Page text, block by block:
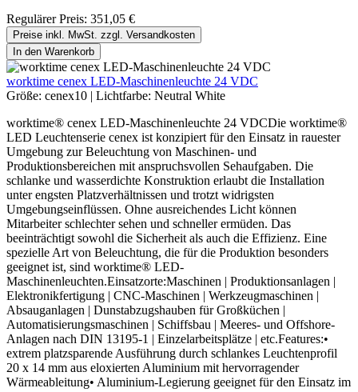
Regulärer Preis: 351,05 €
Preise inkl. MwSt. zzgl. Versandkosten
In den Warenkorb
worktime cenex LED-Maschinenleuchte 24 VDC
Größe: cenex10 | Lichtfarbe: Neutral White
worktime® cenex LED-Maschinenleuchte 24 VDCDie worktime®
LED Leuchtenserie cenex ist konzipiert für den Einsatz in rauester
Umgebung zur Beleuchtung von Maschinen- und
Produktionsbereichen mit anspruchsvollen Sehaufgaben. Die
schlanke und wasserdichte Konstruktion erlaubt die Installation
unter engsten Platzverhältnissen und trotzt widrigsten
Umgebungseinflüssen. Ohne ausreichendes Licht können
Mitarbeiter schlechter sehen und schneller ermüden. Das
beeinträchtigt sowohl die Sicherheit als auch die Effizienz. Eine
spezielle Art von Beleuchtung, die für die Produktion besonders
geeignet ist, sind worktime® LED-
Maschinenleuchten.Einsatzorte:Maschinen | Produktionsanlagen |
Elektronikfertigung | CNC-Maschinen | Werkzeugmaschinen |
Absauganlagen | Dunstabzugshauben für Großküchen |
Automatisierungsmaschinen | Schiffsbau | Meeres- und Offshore-
Anlagen nach DIN 13195-1 | Einzelarbeitsplätze | etc.Features:•
extrem platzsparende Ausführung durch schlankes Leuchtenprofil
20 x 14 mm aus eloxierten Aluminium mit hervorragender
Wärmeableitung• Aluminium-Legierung geeignet für den Einsatz im